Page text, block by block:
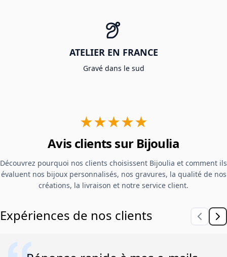
ATELIER EN FRANCE
Gravé dans le sud
★★★★★
Avis clients sur Bijoulia
Découvrez pourquoi nos clients choisissent Bijoulia et comment ils
évaluent nos bijoux personnalisés, nos gravures, la qualité de nos
créations, la livraison et notre service client.
Expériences de nos clients